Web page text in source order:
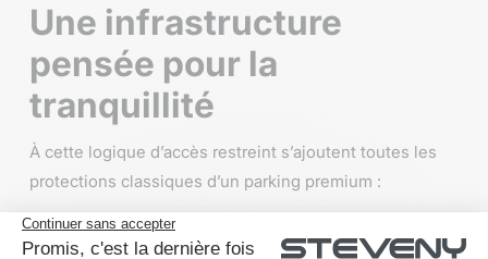
Une infrastructure
pensée pour la
tranquillité
À cette logique d’accès restreint s’ajoutent toutes les
protections classiques d’un parking premium :
Site entièrement clôturé
Éclairage continu